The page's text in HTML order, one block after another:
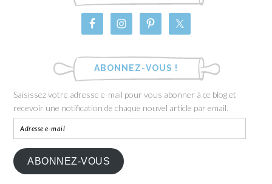
ABONNEZ-VOUS !
Saisissez votre adresse e-mail pour vous abonner à ce blog et
recevoir une notification de chaque nouvel article par email.
ABONNEZ-VOUS